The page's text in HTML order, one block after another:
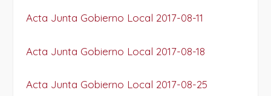
Acta Junta Gobierno Local 2017-08-11
Acta Junta Gobierno Local 2017-08-18
Acta Junta Gobierno Local 2017-08-25